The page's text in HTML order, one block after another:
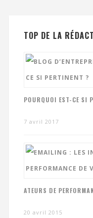
TOP DE LA
POURQUOI EST-CE SI
7 avril 2017
ATEURS DE
20 avril 2015